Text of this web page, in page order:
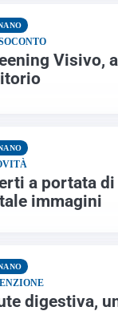
Visivo,
a portata di
immagini
digestiva,